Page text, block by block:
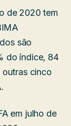
de 2020 tem
são
do índice, 84
cinco
em julho de